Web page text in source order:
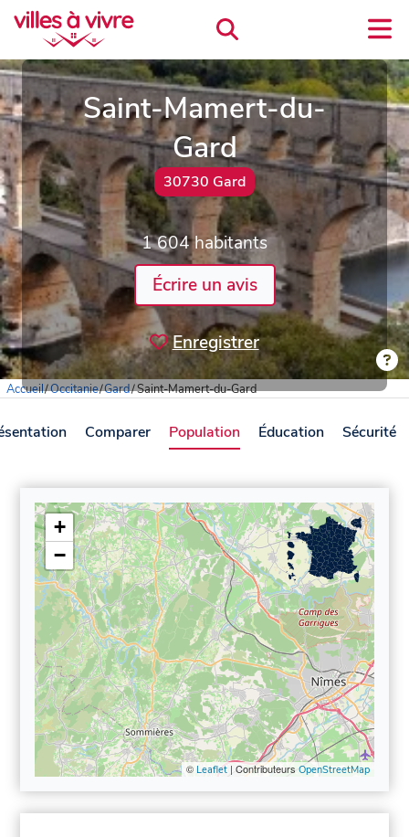
Saint-Mamert-du-
Gard
30730 Gard
1 604 habitants
Écrire un avis
Enregistrer
Accueil/Occitanie/Gard/Saint-Mamert-du-Gard
Comparer Population Éducation Sécurité
+
−
© Leaflet| Contributeurs OpenStreetMap